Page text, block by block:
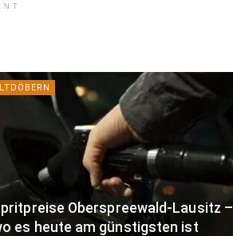
Oberspreewald-Lausitz –
es heute am günstigsten ist